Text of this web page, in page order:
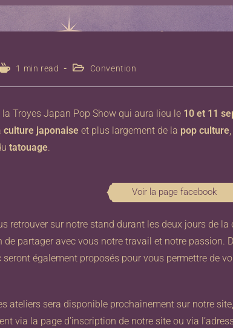
1 min read Convention
Troyes Japan Pop Show qui aura lieu le 10 et 11
culture japonaise et plus largement de la pop culture
tatouage.
Voir la page facebook
retrouver sur notre stand durant les deux jours de
de partager avec vous notre travail et notre passion.
également proposés pour vous permettre de
ateliers sera disponible prochainement sur notre
via la page d’inscription de notre site ou via